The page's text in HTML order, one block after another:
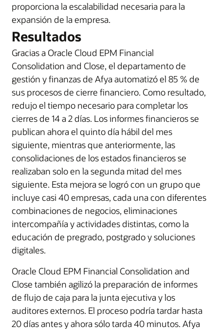
proporciona la escalabilidad necesaria para la
expansión de la empresa.
Resultados
Gracias a Oracle Cloud EPM Financial
Consolidation and Close, el departamento de
gestión y finanzas de Afya automatizó el 85 % de
sus procesos de cierre financiero. Como resultado,
redujo el tiempo necesario para completar los
cierres de 14 a 2 días. Los informes financieros se
publican ahora el quinto día hábil del mes
siguiente, mientras que anteriormente, las
consolidaciones de los estados financieros se
realizaban solo en la segunda mitad del mes
siguiente. Esta mejora se logró con un grupo que
incluye casi 40 empresas, cada una con diferentes
combinaciones de negocios, eliminaciones
intercompañía y actividades distintas, como la
educación de pregrado, postgrado y soluciones
digitales.
Oracle Cloud EPM Financial Consolidation and
Close también agilizó la preparación de informes
de flujo de caja para la junta ejecutiva y los
auditores externos. El proceso podría tardar hasta
20 días antes y ahora sólo tarda 40 minutos. Afya